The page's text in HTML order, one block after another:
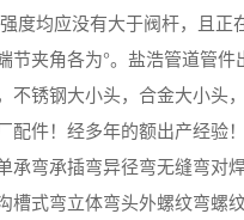
度均应没有大于阀杆，且
节夹角各为°。盐浩管道管
不锈钢大小头，合金大小头
配件！经多年的额出产经验
承弯承插弯异径弯无缝弯对
槽式弯立体弯头外螺纹弯螺